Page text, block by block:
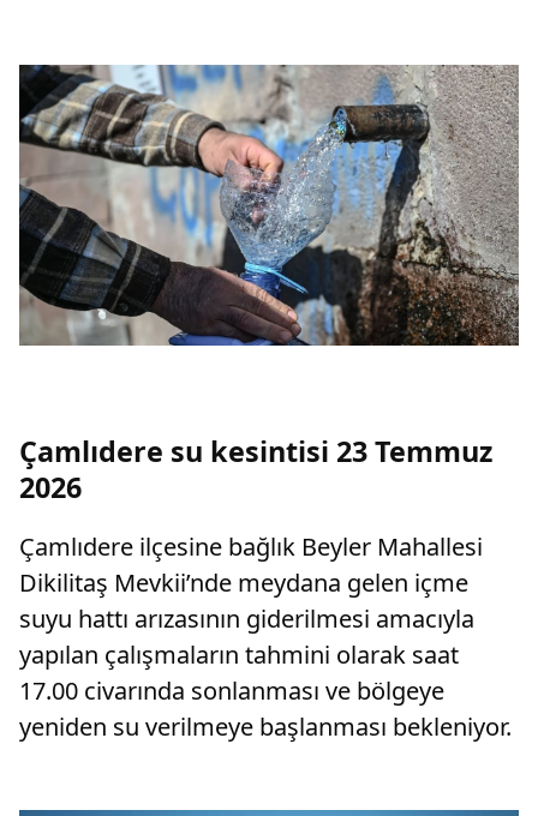
Çamlıdere su kesintisi 23 Temmuz
2026
Çamlıdere ilçesine bağlık Beyler Mahallesi
Dikilitaş Mevkii’nde meydana gelen içme
suyu hattı arızasının giderilmesi amacıyla
yapılan çalışmaların tahmini olarak saat
17.00 civarında sonlanması ve bölgeye
yeniden su verilmeye başlanması bekleniyor.